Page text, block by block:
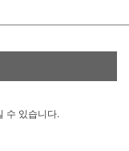
수 있습니다.